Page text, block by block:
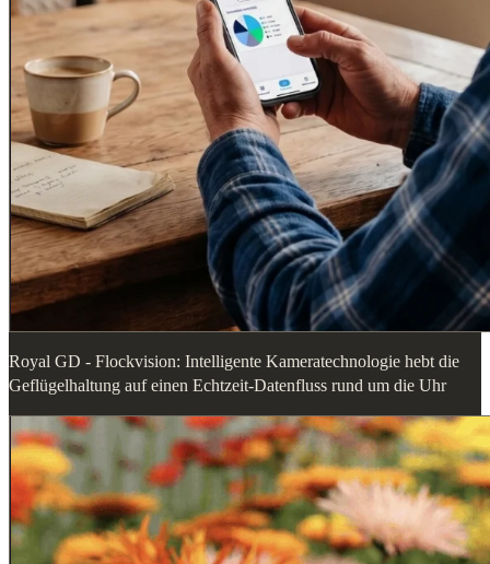
Royal GD - Flockvision: Intelligente Kameratechnologie hebt die
Geflügelhaltung auf einen Echtzeit-Datenfluss rund um die Uhr